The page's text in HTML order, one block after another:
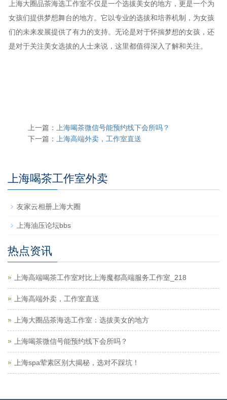
上海大圈品茶海选工作室不仅是一个选拔美女的地方，更是一个为
女孩们提供梦想舞台的地方。它以专业的选拔和培养机制，为女孩
们的未来发展提供了有力的支持。无论是对于怀揣梦想的女孩，还
是对于关注美女选拔的人士来说，这里都值得深入了解和关注。
上一篇：
上海喝茶微信号能预约线下会所吗？
下一篇：
上海高端外卖，工作室直送
上海喝茶工作室外卖
友家云相册上海大圈
上海油压论坛bbs
热点资讯
上海高端喝茶工作室对比上海魔都高端服务工作室_218
上海高端外卖，工作室直送
上海大圈品茶海选工作室：选拔美女的地方
上海喝茶微信号能预约线下会所吗？
上海spa荤素区别大揭秘，选对不踩坑！